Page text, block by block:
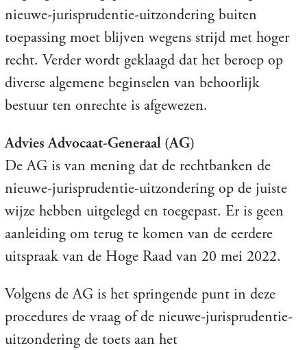
nieuwe-jurisprudentie-uitzondering buiten
toepassing moet blijven wegens strijd met hoger
recht. Verder wordt geklaagd dat het beroep op
diverse algemene beginselen van behoorlijk
bestuur ten onrechte is afgewezen.
Advies Advocaat-Generaal (AG)
De AG is van mening dat de rechtbanken de
nieuwe-jurisprudentie-uitzondering op de juiste
wijze hebben uitgelegd en toegepast. Er is geen
aanleiding om terug te komen van de eerdere
uitspraak van de Hoge Raad van 20 mei 2022.
Volgens de AG is het springende punt in deze
procedures de vraag of de nieuwe-jurisprudentie-
uitzondering de toets aan het